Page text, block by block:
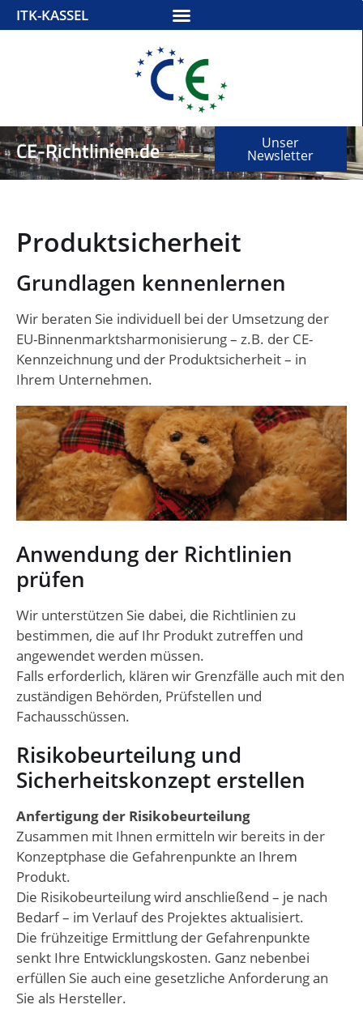
ITK-KASSEL
CE-Richtlinien.de Unser
Newsletter
Produktsicherheit
Grundlagen kennenlernen
Wir beraten Sie individuell bei der Umsetzung der
EU-Binnenmarktsharmonisierung – z.B. der CE-
Kennzeichnung und der Produktsicherheit – in
Ihrem Unternehmen.
Anwendung der Richtlinien
prüfen
Wir unterstützen Sie dabei, die Richtlinien zu
bestimmen, die auf Ihr Produkt zutreffen und
angewendet werden müssen.
Falls erforderlich, klären wir Grenzfälle auch mit den
zuständigen Behörden, Prüfstellen und
Fachausschüssen.
Risikobeurteilung und
Sicherheitskonzept erstellen
Anfertigung der Risikobeurteilung
Zusammen mit Ihnen ermitteln wir bereits in der
Konzeptphase die Gefahrenpunkte an Ihrem
Produkt.
Die Risikobeurteilung wird anschließend – je nach
Bedarf – im Verlauf des Projektes aktualisiert.
Die frühzeitige Ermittlung der Gefahrenpunkte
senkt Ihre Entwicklungskosten. Ganz nebenbei
erfüllen Sie auch eine gesetzliche Anforderung an
Sie als Hersteller.